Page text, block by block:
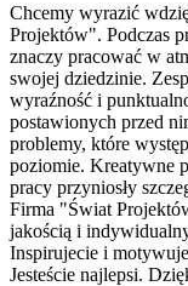
Chcemy wyrazić
Projektów". Podczas
znaczy pracować w
swojej dziedzinie.
wyraźność i
postawionych przed
problemy, które
poziomie. Kreatywne
pracy przyniosły
Firma "Świat
jakością i
Inspirujecie i
Jesteście najlepsi.